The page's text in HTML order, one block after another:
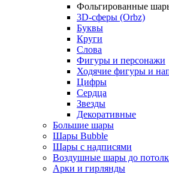
Фольгированные
3D-сферы (Orbz)
Буквы
Круги
Слова
Фигуры и персонажи
Ходячие фигуры и
Цифры
Сердца
Звезды
Декоративные
Большие шары
Шары Bubble
Шары с надписями
Воздушные шары до
Арки и гирлянды